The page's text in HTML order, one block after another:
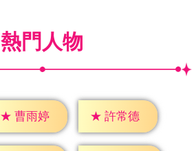
熱門人物
★ 曹雨婷 ★ 許常德